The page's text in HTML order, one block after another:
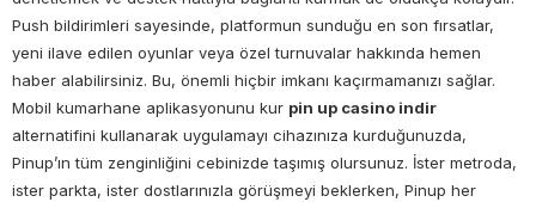
Push bildirimleri sayesinde, platformun sunduğu en son fırsatlar,
yeni ilave edilen oyunlar veya özel turnuvalar hakkında hemen
haber alabilirsiniz. Bu, önemli hiçbir imkanı kaçırmamanızı sağlar.
Mobil kumarhane aplikasyonunu kur pin up casino indir
alternatifini kullanarak uygulamayı cihazınıza kurduğunuzda,
Pinup’ın tüm zenginliğini cebinizde taşımış olursunuz. İster metroda,
ister parkta, ister dostlarınızla görüşmeyi beklerken, Pinup her